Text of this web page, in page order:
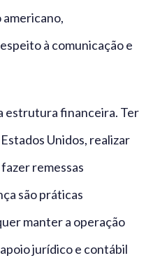
à comunicação e
estrutura financeira. Ter
Unidos, realizar
remessas
são práticas
manter a operação
jurídico e contábil